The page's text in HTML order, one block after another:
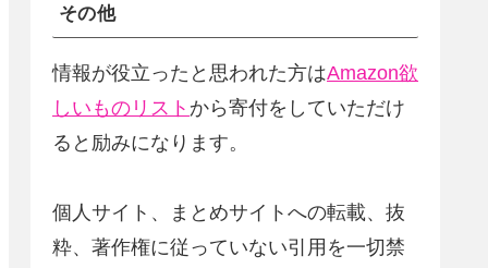
その他
情報が役立ったと思われた方はAmazon欲
しいものリスト から寄付をしていただけ
ると励みになります。
個人サイト、まとめサイトへの転載、抜
粋、著作権に従っていない引用を一切禁